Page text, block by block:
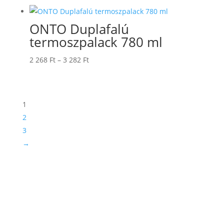
ONTO Duplafalú
termoszpalack 780 ml
2 268 Ft – 3 282 FtÁrtartomány:
1
2
3
→